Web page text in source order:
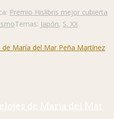
Premio Hislibris mejor cubierta
Temas: Japón, S. XX
de María del Mar